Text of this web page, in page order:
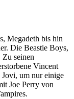
Megadeth bis hin
Die Beastie Boys,
Zu seinen
Vincent
Jovi, um nur einige
Joe Perry von